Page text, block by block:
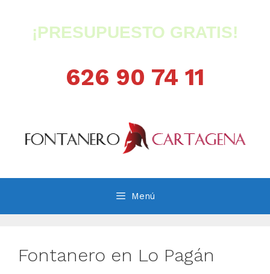
contenido¡PRESUPUESTO GRATIS!
626 90 74 11
Menú
Fontanero en Lo Pagán